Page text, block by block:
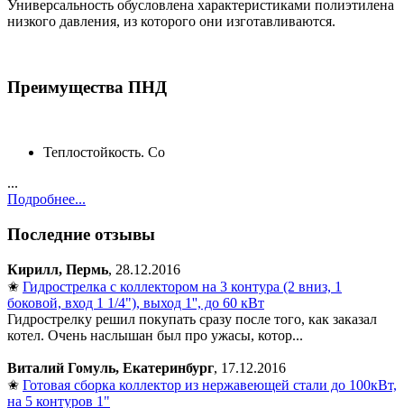
Универсальность обусловлена характеристиками полиэтилена
низкого давления, из которого они изготавливаются.
Преимущества ПНД
Теплостойкость. Со
...
Подробнее...
Последние отзывы
Кирилл, Пермь, 28.12.2016
✬ Гидрострелка с коллектором на 3 контура (2 вниз, 1
боковой, вход 1 1/4"), выход 1'', до 60 кВт
Гидрострелку решил покупать сразу после того, как заказал
котел. Очень наслышан был про ужасы, котор...
Виталий Гомуль, Екатеринбург, 17.12.2016
✬ Готовая сборка коллектор из нержавеющей стали до 100кВт,
на 5 контуров 1"